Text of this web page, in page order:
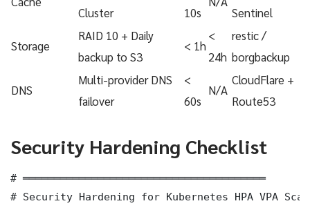
Cluster
10s
Sentinel
Storage
RAID 10 + Daily
backup to S3
< 1h
<
24h
restic /
borgbackup
DNS
Multi-provider DNS
failover
<
60s
N/A
CloudFlare +
Route53
Security Hardening Checklist
# ═══════════════════════════════════════
# Security Hardening for Kubernetes HPA VPA